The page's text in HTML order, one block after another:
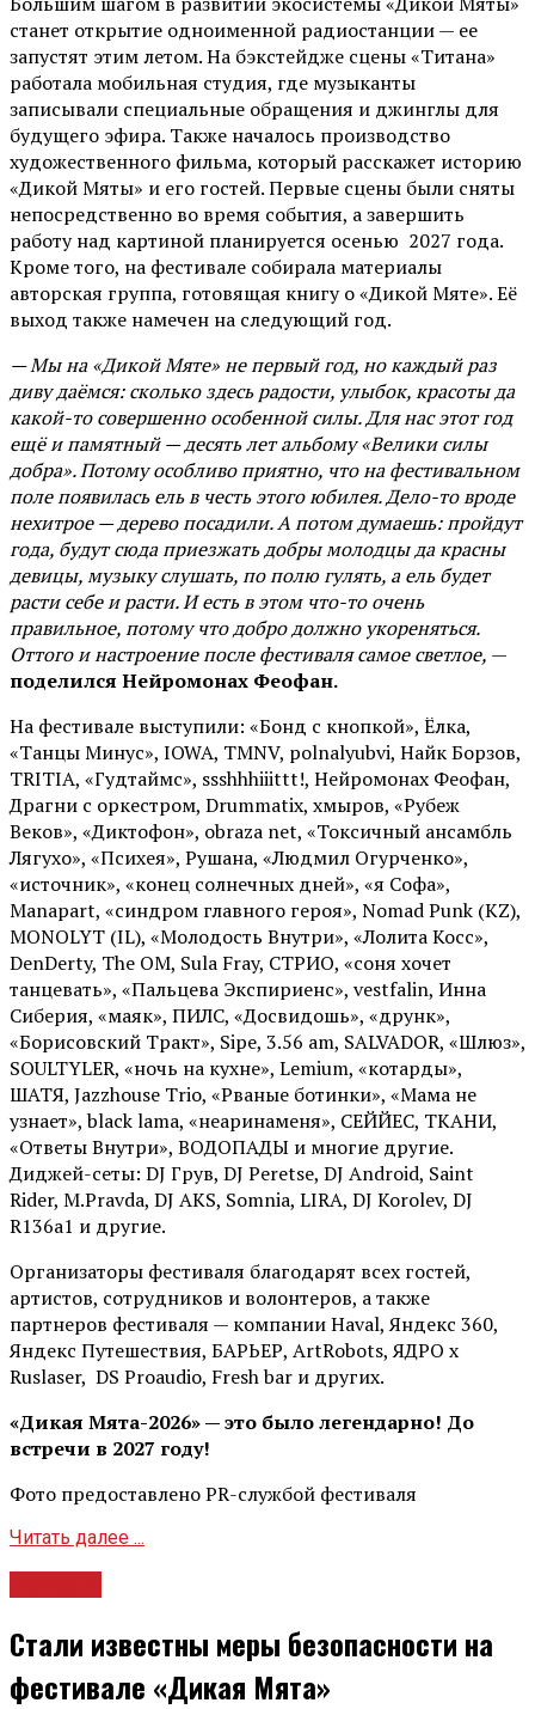
станет открытие одноименной радиостанции — ее
запустят этим летом. На бэкстейдже сцены «Титана»
работала мобильная студия, где музыканты
записывали специальные обращения и джинглы для
будущего эфира. Также началось производство
художественного фильма, который расскажет историю
«Дикой Мяты» и его гостей. Первые сцены были сняты
непосредственно во время события, а завершить
работу над картиной планируется осенью 2027 года.
Кроме того, на фестивале собирала материалы
авторская группа, готовящая книгу о «Дикой Мяте». Её
выход также намечен на следующий год.
— Мы на «Дикой Мяте» не первый год, но каждый раз
диву даёмся: сколько здесь радости, улыбок, красоты да
какой-то совершенно особенной силы. Для нас этот год
ещё и памятный — десять лет альбому «Велики силы
добра». Потому особливо приятно, что на фестивальном
поле появилась ель в честь этого юбилея. Дело-то вроде
нехитрое — дерево посадили. А потом думаешь: пройдут
года, будут сюда приезжать добры молодцы да красны
девицы, музыку слушать, по полю гулять, а ель будет
расти себе и расти. И есть в этом что-то очень
правильное, потому что добро должно укореняться.
Оттого и настроение после фестиваля самое светлое, —
поделился Нейромонах Феофан.
На фестивале выступили: «Бонд с кнопкой», Ёлка,
«Танцы Минус», IOWA, TMNV, polnalyubvi, Найк Борзов,
TRITIA, «Гудтаймс», ssshhhiiittt!, Нейромонах Феофан,
Драгни с оркестром, Drummatix, хмыров, «Рубеж
Веков», «Диктофон», obraza net, «Токсичный ансамбль
Лягухо», «Психея», Рушана, «Людмил Огурченко»,
«источник», «конец солнечных дней», «я Софа»,
Manapart, «синдром главного героя», Nomad Punk (KZ),
MONOLYT (IL), «Молодость Внутри», «Лолита Косс»,
DenDerty, The OM, Sula Fray, СТРИО, «соня хочет
танцевать», «Пальцева Экспириенс», vestfalin, Инна
Сиберия, «маяк», ПИЛС, «Досвидошь», «друнк»,
«Борисовский Тракт», Sipe, 3.56 am, SALVADOR, «Шлюз»,
SOULTYLER, «ночь на кухне», Lemium, «котарды»,
ШАТЯ, Jazzhouse Trio, «Рваные ботинки», «Мама не
узнает», black lama, «неаринаменя», СЕЙЙЕС, ТКАНИ,
«Ответы Внутри», ВОДОПАДЫ и многие другие.
Диджей-сеты: DJ Грув, DJ Peretse, DJ Android, Saint
Rider, М.Pravda, DJ AKS, Somnia, LIRA, DJ Korolev, DJ
R136a1 и другие.
Организаторы фестиваля благодарят всех гостей,
артистов, сотрудников и волонтеров, а также
партнеров фестиваля — компании Haval, Яндекс 360,
Яндекс Путешествия, БАРЬЕР, ArtRobots, ЯДРО х
Ruslaser, DS Proaudio, Fresh bar и других.
«Дикая Мята-2026» — это было легендарно! До
встречи в 2027 году!
Фото предоставлено PR-службой фестиваля
Читать далее ...
Стали известны меры безопасности на
фестивале «Дикая Мята»